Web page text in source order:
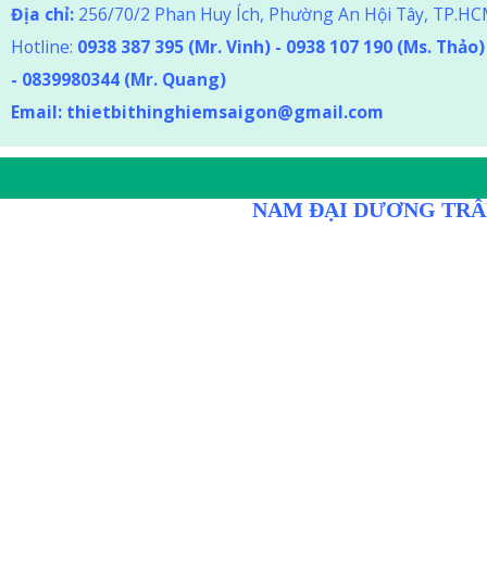
Địa chỉ: 256/70/2 Phan Huy Ích, Phường An Hội Tây,
Hotline: 0938 387 395 (Mr. Vinh) - 0938 107 190 (Ms. Thảo)
- 0839980344 (Mr. Quang)
Email: thietbithinghiemsaigon@gmail.com
NAM ĐẠI DƯƠNG